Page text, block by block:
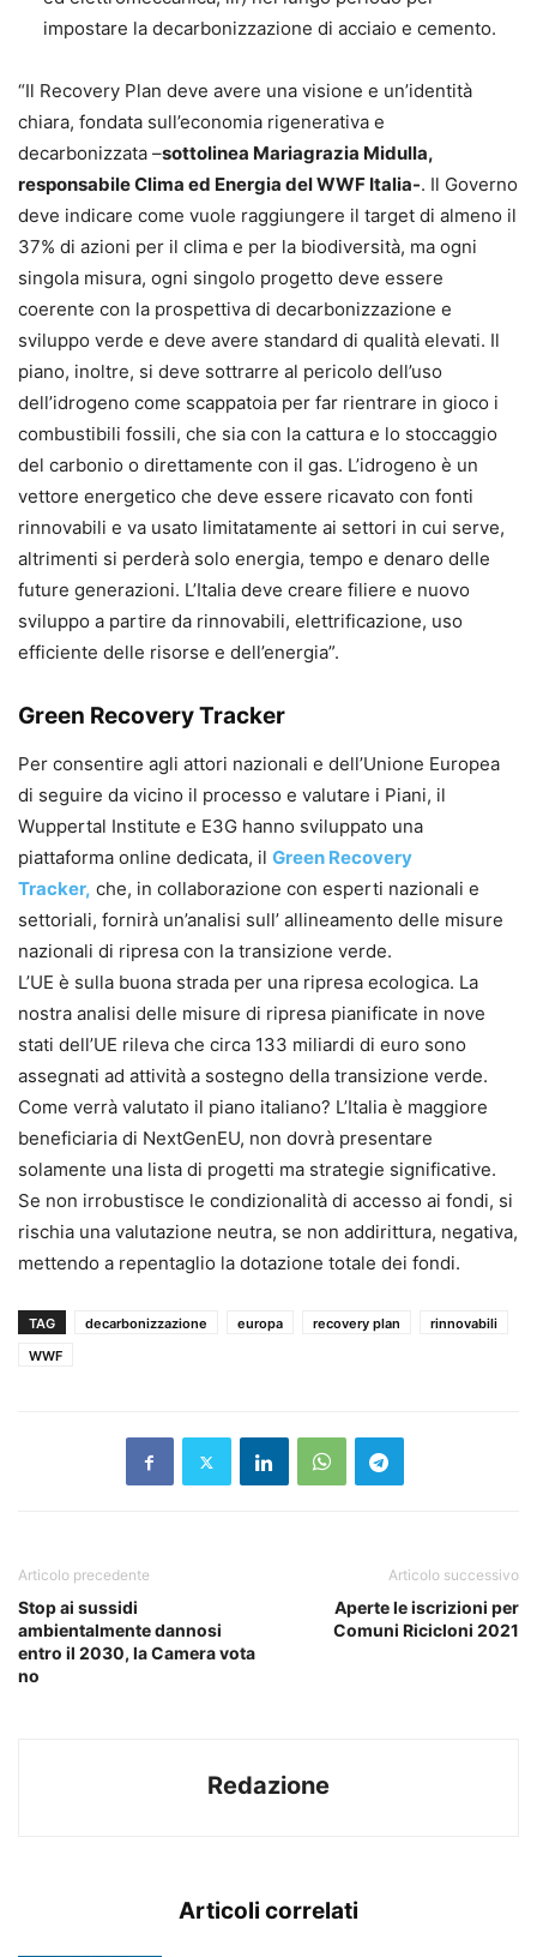
impostare la decarbonizzazione di acciaio e cemento.
“Il Recovery Plan deve avere una visione e un’identità
chiara, fondata sull’economia rigenerativa e
decarbonizzata –sottolinea Mariagrazia Midulla,
responsabile Clima ed Energia del WWF Italia-. Il Governo
deve indicare come vuole raggiungere il target di almeno il
37% di azioni per il clima e per la biodiversità, ma ogni
singola misura, ogni singolo progetto deve essere
coerente con la prospettiva di decarbonizzazione e
sviluppo verde e deve avere standard di qualità elevati. Il
piano, inoltre, si deve sottrarre al pericolo dell’uso
dell’idrogeno come scappatoia per far rientrare in gioco i
combustibili fossili, che sia con la cattura e lo stoccaggio
del carbonio o direttamente con il gas. L’idrogeno è un
vettore energetico che deve essere ricavato con fonti
rinnovabili e va usato limitatamente ai settori in cui serve,
altrimenti si perderà solo energia, tempo e denaro delle
future generazioni. L’Italia deve creare filiere e nuovo
sviluppo a partire da rinnovabili, elettrificazione, uso
efficiente delle risorse e dell’energia”.
Green Recovery Tracker
Per consentire agli attori nazionali e dell’Unione Europea
di seguire da vicino il processo e valutare i Piani, il
Wuppertal Institute e E3G hanno sviluppato una
piattaforma online dedicata, il Green Recovery
Tracker, che, in collaborazione con esperti nazionali e
settoriali, fornirà un’analisi sull’ allineamento delle misure
nazionali di ripresa con la transizione verde.
L’UE è sulla buona strada per una ripresa ecologica. La
nostra analisi delle misure di ripresa pianificate in nove
stati dell’UE rileva che circa 133 miliardi di euro sono
assegnati ad attività a sostegno della transizione verde.
Come verrà valutato il piano italiano? L’Italia è maggiore
beneficiaria di NextGenEU, non dovrà presentare
solamente una lista di progetti ma strategie significative.
Se non irrobustisce le condizionalità di accesso ai fondi, si
rischia una valutazione neutra, se non addirittura, negativa,
mettendo a repentaglio la dotazione totale dei fondi.
TAG decarbonizzazione europa recovery plan
rinnovabili
WWF
Articolo precedente
Stop ai sussidi
ambientalmente dannosi
entro il 2030, la Camera vota
no
Articolo successivo
Aperte le iscrizioni per
Comuni Ricicloni 2021
Redazione
Articoli correlati